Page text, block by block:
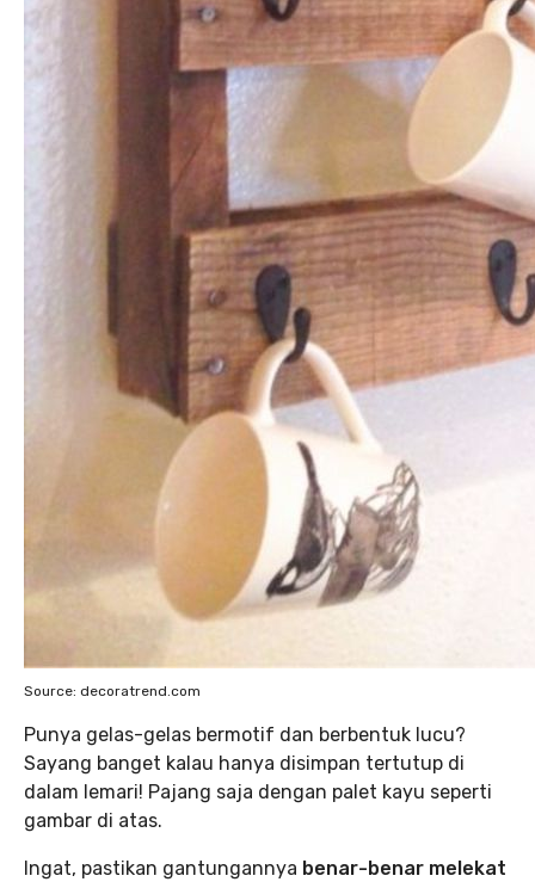
Source: decoratrend.com
Punya gelas-gelas bermotif dan berbentuk lucu?
Sayang banget kalau hanya disimpan tertutup di
dalam lemari! Pajang saja dengan palet kayu seperti
gambar di atas.
Ingat, pastikan gantungannya benar-benar melekat